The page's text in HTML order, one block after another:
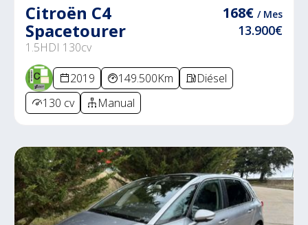
Citroën C4
Spacetourer
1.5HDI 130cv
168€ / Mes
13.900€
2019 149.500Km
Diésel
130 cv
Manual